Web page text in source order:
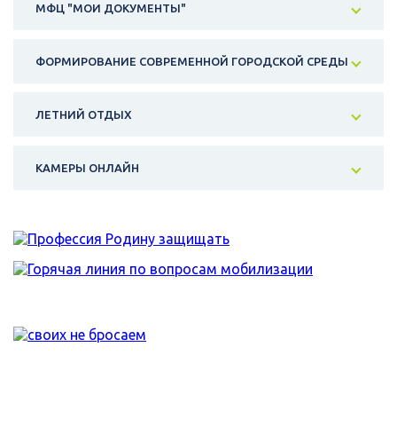
МФЦ "МОИ ДОКУМЕНТЫ"
ФОРМИРОВАНИЕ СОВРЕМЕННОЙ ГОРОДСКОЙ СРЕДЫ
ЛЕТНИЙ ОТДЫХ
КАМЕРЫ ОНЛАЙН